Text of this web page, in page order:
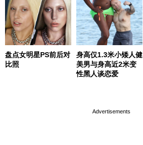
盘点女明星PS前后对
比照
身高仅1.3米小矮人健
美男与身高近2米变
性黑人谈恋爱